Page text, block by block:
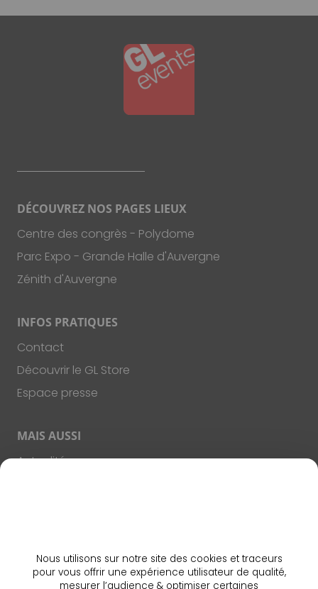
Footer
DÉCOUVREZ NOS PAGES LIEUX
Centre des congrès - Polydome
Parc Expo - Grande Halle d'Auvergne
Zénith d'Auvergne
INFOS PRATIQUES
Contact
Découvrir le GL Store
Espace presse
MAIS AUSSI
Actualités
Nos équipes
Notre expertise
Nous utilisons sur notre site des cookies et traceurs
pour vous offrir une expérience utilisateur de qualité,
mesurer l’audience & optimiser certaines